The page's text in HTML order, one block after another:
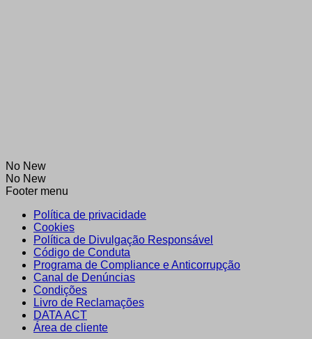
No New
No New
Footer menu
Política de privacidade
Cookies
Política de Divulgação Responsável
Código de Conduta
Programa de Compliance e Anticorrupção
Canal de Denúncias
Condições
Livro de Reclamações
DATA ACT
Área de cliente